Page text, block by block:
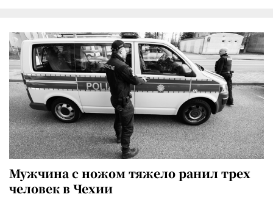
Мужчина с ножом тяжело ранил трех
человек в Чехии